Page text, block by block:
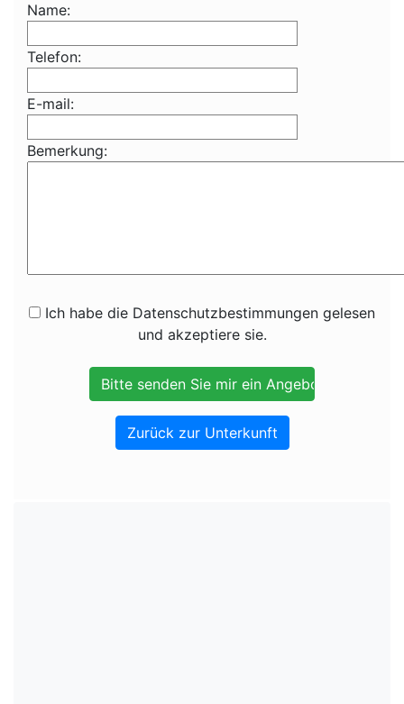
Name:
Telefon:
E-mail:
Bemerkung:
Ich habe die Datenschutzbestimmungen gelesen
und akzeptiere sie.
Zurück zur Unterkunft